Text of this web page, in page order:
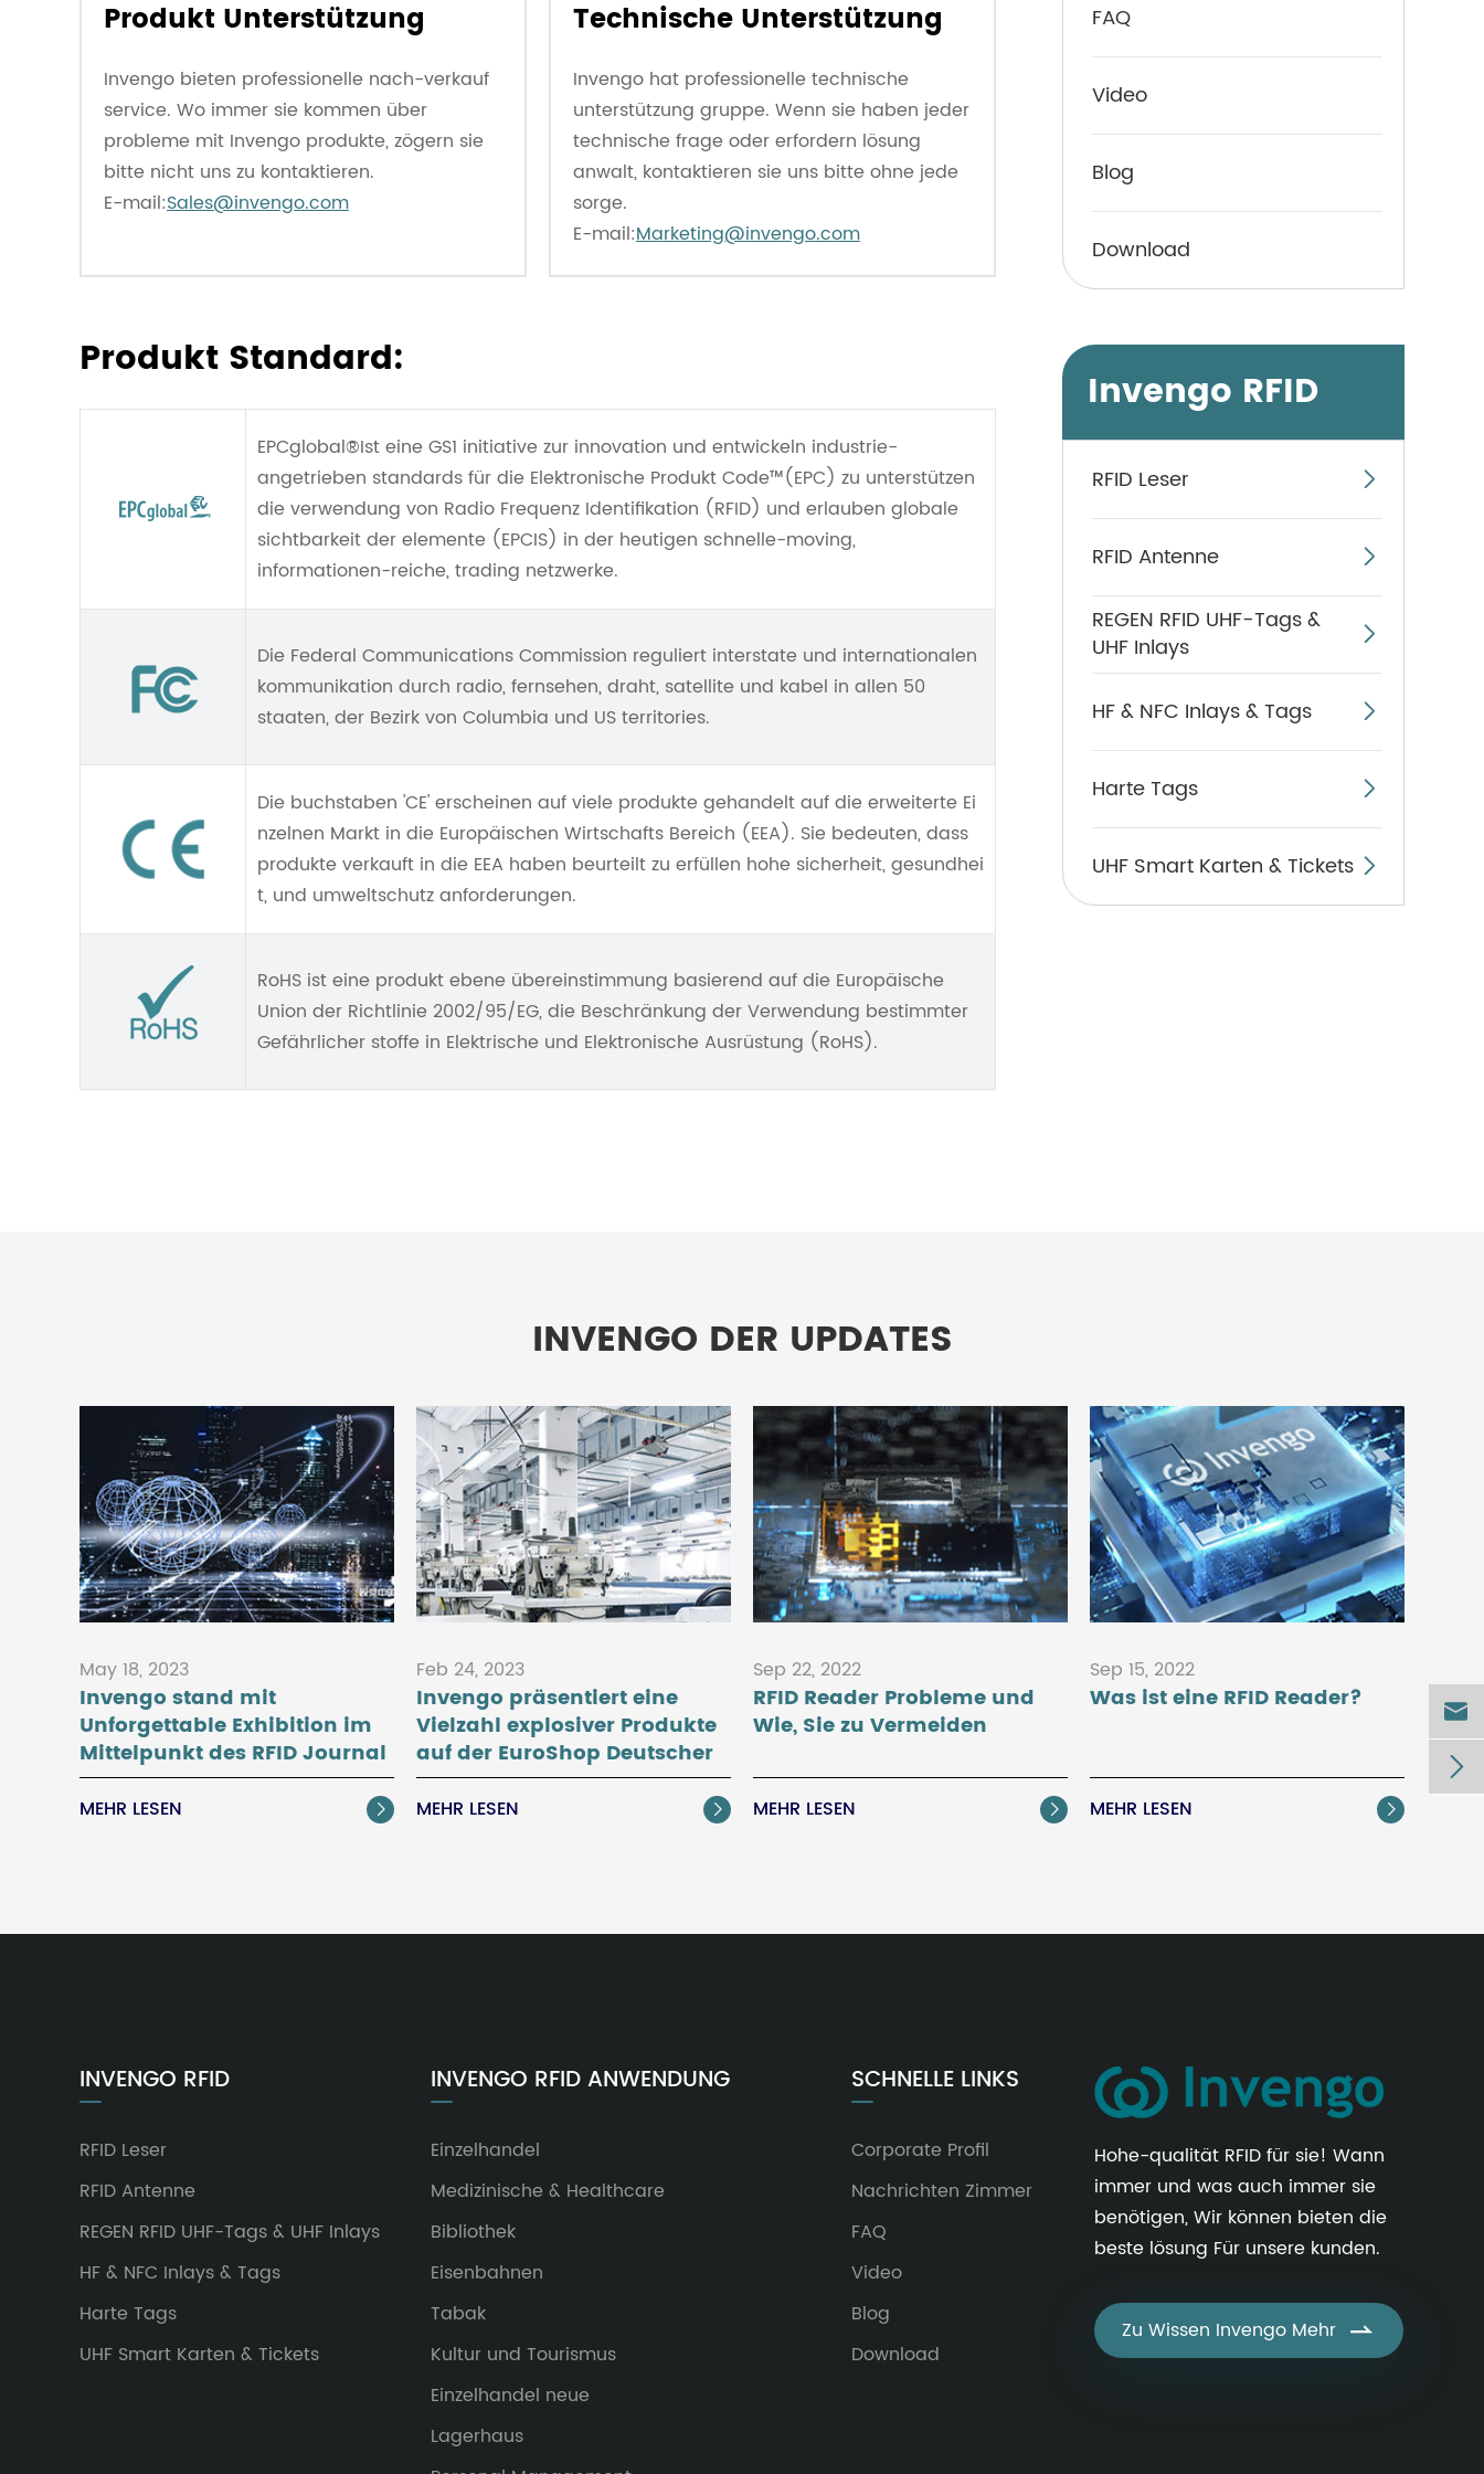
Produkt Unterstützung
Invengo bieten professionelle nach-verkauf
service. Wo immer sie kommen über
probleme mit Invengo produkte, zögern sie
bitte nicht uns zu kontaktieren.
E-mail:Sales@invengo.com
Technische Unterstützung
Invengo hat professionelle technische
unterstützung gruppe. Wenn sie haben jeder
technische frage oder erfordern lösung
anwalt, kontaktieren sie uns bitte ohne jede
sorge.
E-mail:Marketing@invengo.com
Produkt Standard:
EPCglobal®Ist eine GS1 initiative zur innovation und entwickeln industrie-
angetrieben standards für die Elektronische Produkt Code™(EPC) zu unterstützen
die verwendung von Radio Frequenz Identifikation (RFID) und erlauben globale
sichtbarkeit der elemente (EPCIS) in der heutigen schnelle-moving,
informationen-reiche, trading netzwerke.
Die Federal Communications Commission reguliert interstate und internationalen
kommunikation durch radio, fernsehen, draht, satellite und kabel in allen 50
staaten, der Bezirk von Columbia und US territories.
Die buchstaben 'CE' erscheinen auf viele produkte gehandelt auf die erweiterte Ei
nzelnen Markt in die Europäischen Wirtschafts Bereich (EEA). Sie bedeuten, dass
produkte verkauft in die EEA haben beurteilt zu erfüllen hohe sicherheit, gesundhei
t, und umweltschutz anforderungen.
RoHS ist eine produkt ebene übereinstimmung basierend auf die Europäische
Union der Richtlinie 2002/95/EG, die Beschränkung der Verwendung bestimmter
Gefährlicher stoffe in Elektrische und Elektronische Ausrüstung (RoHS).
FAQ
Video
Blog
Download
Invengo RFID
RFID Leser 
RFID Antenne 
REGEN RFID UHF-Tags &
UHF Inlays

HF & NFC Inlays & Tags 
Harte Tags 
UHF Smart Karten & Tickets 
INVENGO DER UPDATES
May 18, 2023
Invengo stand mit
Unforgettable Exhibition im
Mittelpunkt des RFID Journal
LIVE 2023
MEHR LESEN 
Feb 24, 2023
Invengo präsentiert eine
Vielzahl explosiver Produkte
auf der EuroShop Deutscher
Einzelhandelsmesse 2023
MEHR LESEN 
Sep 22, 2022
RFID Reader Probleme und
Wie, Sie zu Vermeiden
MEHR LESEN 
Sep 15, 2022
Was ist eine RFID Reader?
MEHR LESEN 
INVENGO RFID
RFID Leser
RFID Antenne
REGEN RFID UHF-Tags & UHF Inlays
HF & NFC Inlays & Tags
Harte Tags
UHF Smart Karten & Tickets
INVENGO RFID ANWENDUNG
Einzelhandel
Medizinische & Healthcare
Bibliothek
Eisenbahnen
Tabak
Kultur und Tourismus
Einzelhandel neue
Lagerhaus
SCHNELLE LINKS
Corporate Profil
Nachrichten Zimmer
FAQ
Video
Blog
Download
Hohe-qualität RFID für sie! Wann
immer und was auch immer sie
benötigen, Wir können bieten die
beste lösung Für unsere kunden.
Zu Wissen Invengo Mehr 

